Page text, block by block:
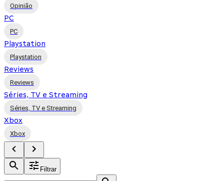
Opinião
PC
PC
Playstation
Playstation
Reviews
Reviews
Séries, TV e Streaming
Séries, TV e Streaming
Xbox
Xbox
Filtrar